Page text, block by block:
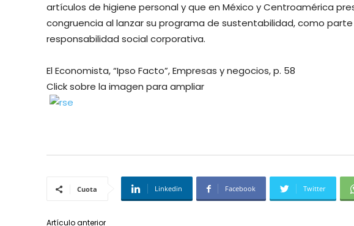
artículos de higiene personal y que en México y Centroamérica
congruencia al lanzar su programa de sustentabilidad, como
responsabilidad social corporativa.
El Economista, “Ipso Facto”, Empresas y negocios, p. 58
Click sobre la imagen para ampliar
Cuota Linkedin Facebook Twitter
Artículo anterior